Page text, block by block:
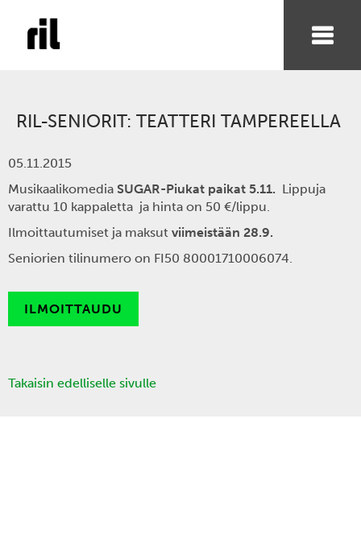
RIL-SENIORIT: TEATTERI TAMPEREELLA
05.11.2015
Musikaalikomedia SUGAR-Piukat paikat 5.11. Lippuja
varattu 10 kappaletta ja hinta on 50 €/lippu.
Ilmoittautumiset ja maksut viimeistään 28.9.
Seniorien tilinumero on FI50 80001710006074.
ILMOITTAUDU
Takaisin edelliselle sivulle